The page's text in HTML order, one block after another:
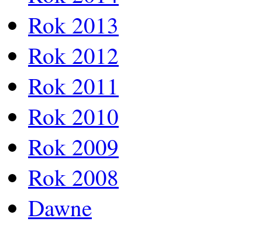
Rok 2013
Rok 2012
Rok 2011
Rok 2010
Rok 2009
Rok 2008
Dawne